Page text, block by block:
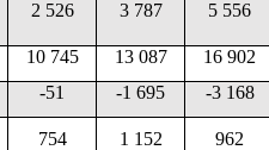
2 526 3 787 5 556
10 745 13 087
16 902
-51 -1 695
-3 168
754 1 152 962